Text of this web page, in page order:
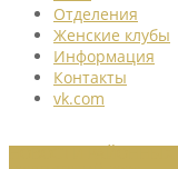
Отделения
Женские клубы
Информация
Контакты
vk.com